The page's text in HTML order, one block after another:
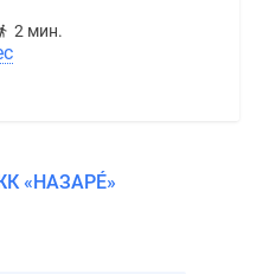
2 мин.
«НАЗАРÉ»